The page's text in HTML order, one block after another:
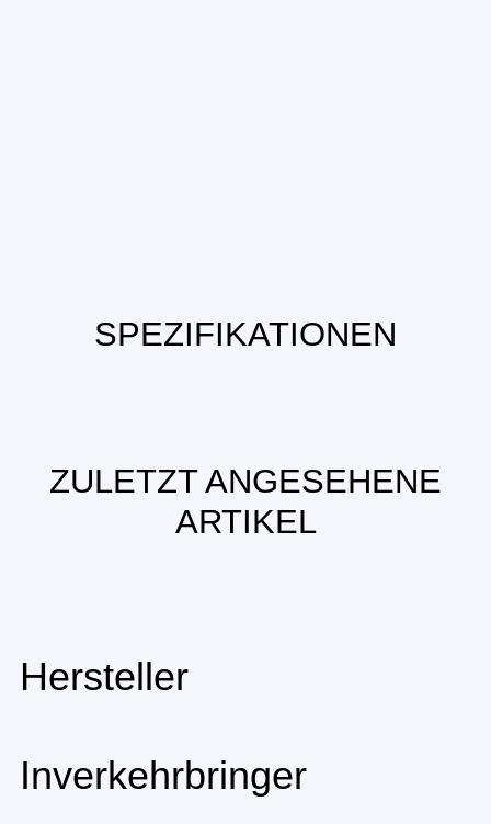
SPEZIFIKATIONEN
ZULETZT ANGESEHENE
ARTIKEL
Hersteller
Inverkehrbringer